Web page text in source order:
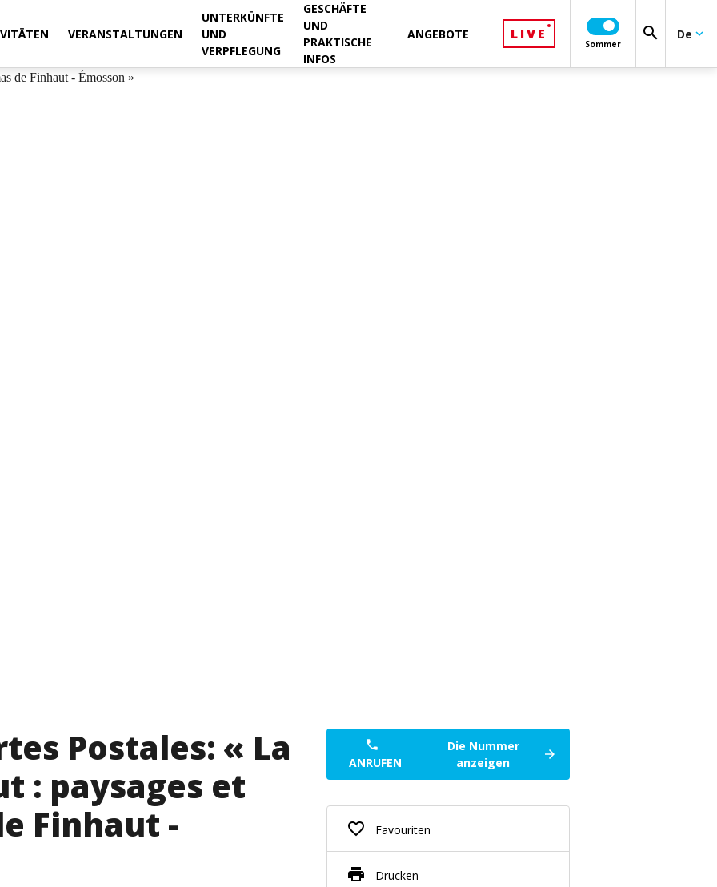
VERANSTALTUNGEN
UNTERKÜNFTE
UND
VERPFLEGUNG
GESCHÄFTE
UND
PRAKTISCHE
INFOS
ANGEBOTE LIVE
Sommer
search De keyboard_arrow_down
Postales: « La
: paysages et
Finhaut -
phone
ANRUFEN
Die Nummer
anzeigen
arrow_forward
favorite_border Favouriten
print Drucken